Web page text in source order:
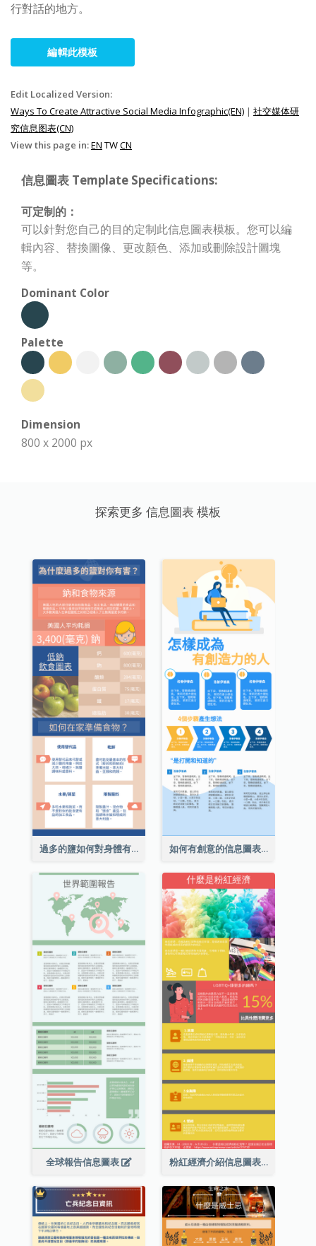
行對話的地方。
編輯此模板
Edit Localized Version:
Ways To Create Attractive Social Media Infographic(EN) | 社交媒体研
究信息图表(CN)
View this page in:EN TWCN
信息圖表 Template Specifications:
可定制的：
可以針對您自己的目的定制此信息圖表模板。您可以編
輯內容、替換圖像、更改顏色、添加或刪除設計圖塊
等。
Dominant Color
Palette
Dimension
800 x 2000 px
探索更多 信息圖表 模板
過多的鹽如何對身體有害信息圖表 如何有創意的信息圖表
全球報告信息圖表 粉紅經濟介紹信息圖表